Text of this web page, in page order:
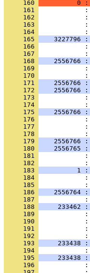
     160
0
     161
     162
     163
     164
     165
3227796
     166
:
     167
     168
2556766
     169
     170
     171
2556766
     172
2556766
     173
     174
     175
2556766
     176
     177
     178
     179
2556766
     180
2556765
     181
     182
     183
1
     184
     185
     186
2556764
     187
     188
233462
     189
     190
     191
     192
     193
233438
     194
     195
233438
     196